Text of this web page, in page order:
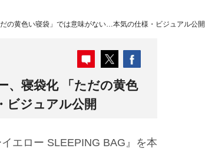
の黄色い寝袋」では意味がない…本気の仕様・ビジュアル公開
、寝袋化 「ただの黄色
ビジュアル公開
エロー SLEEPING BAG』を本